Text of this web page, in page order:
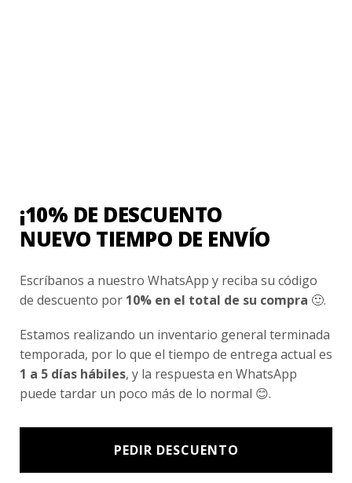
Ventas Por Mayor
Uniforme Escolar Genéricos
Uniforme Escolar Colegios
Uniforme Empresas
Uniforme Clínico
Ayuda Al Cliente
¡10% DE DESCUENTO
NUEVO TIEMPO DE ENVÍO
Escríbanos a nuestro WhatsApp y reciba su código
de descuento por 10% en el total de su compra 🙂.
Estamos realizando un inventario general terminada
temporada, por lo que el tiempo de entrega actual es
1 a 5 días hábiles, y la respuesta en WhatsApp
puede tardar un poco más de lo normal 😊.
PEDIR DESCUENTO